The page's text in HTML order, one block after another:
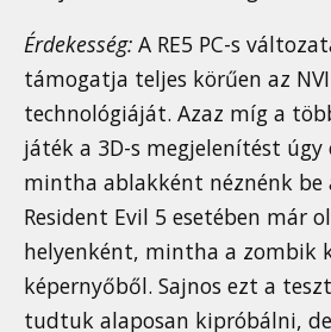
Érdekesség: A RE5 PC-s
támogatja teljes körűen az
technológiáját. Azaz míg a
játék a 3D-s megjelenítést
mintha ablakként néznénk be
Resident Evil 5 esetében már
helyenként, mintha a zombik
képernyőből. Sajnos ezt a
tudtuk alaposan kipróbálni,